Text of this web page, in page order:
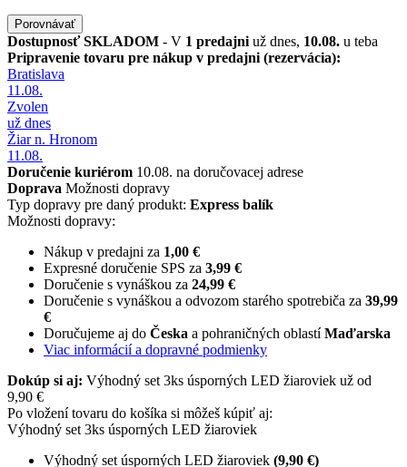
Porovnávať
DostupnosťSKLADOM - V 1 predajni už dnes, 10.08. u teba
Pripravenie tovaru pre nákup v predajni (rezervácia):
Bratislava
11.08.
Zvolen
už dnes
Žiar n. Hronom
11.08.
Doručenie kuriérom 10.08. na doručovacej adrese
Doprava Možnosti dopravy
Typ dopravy pre daný produkt: Express balík
Možnosti dopravy:
Nákup v predajni za 1,00 €
Expresné doručenie SPS za 3,99 €
Doručenie s vynáškou za 24,99 €
Doručenie s vynáškou a odvozom starého spotrebiča za 39,99
€
Doručujeme aj do Česka a pohraničných oblastíMaďarska
Viac informácií a dopravné podmienky
Dokúp si aj: Výhodný set 3ks úsporných LED žiaroviek už od
9,90 €
Po vložení tovaru do košíka si môžeš kúpiť aj:
Výhodný set 3ks úsporných LED žiaroviek
Výhodný set úsporných LED žiaroviek (9,90 €)